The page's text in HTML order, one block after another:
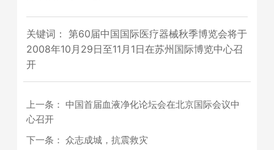
关键词： 第60届中国国际医疗器械秋季博览会将于
2008年10月29日至11月1日在苏州国际博览中心召
开
上一条： 中国首届血液净化论坛会在北京国际会议中
心召开
下一条： 众志成城，抗震救灾